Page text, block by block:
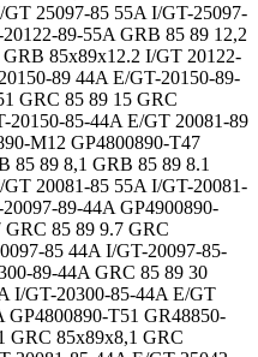
25097-85 55A I/GT-25097-
89-55A GRB 85 89 12,2
85x89x12.2 I/GT 20122-
89 44A E/GT-20150-89-
GRC 85 89 15 GRC
20150-85-44A E/GT 20081-89
M12 GP4800890-T47
85 89 8,1 GRB 85 89 8.1
20081-85 55A I/GT-20081-
89-44A GP4900890-
85 89 9.7 GRC
85 44A I/GT-20097-85-
89-44A GRC 85 89 30
I/GT-20300-85-44A E/GT
GP4800890-T51 GR48850-
GRC 85x89x8,1 GRC